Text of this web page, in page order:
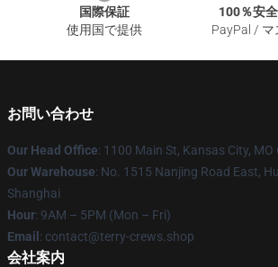
国際保証
使用国で提供
100％安
PayPal /
お問い合わせ
Our Head Office: 1100 Main St, Kansas City, MO
Our Warehouse: No. 1515 Nanjing Road East,
Shanghai
Hour: 9AM – 5PM (Mon – Fri)
Email : contact@terry-crews.shop
会社案内